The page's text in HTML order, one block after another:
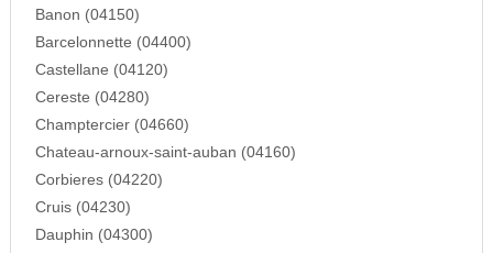
Banon (04150)
Barcelonnette (04400)
Castellane (04120)
Cereste (04280)
Champtercier (04660)
Chateau-arnoux-saint-auban (04160)
Corbieres (04220)
Cruis (04230)
Dauphin (04300)